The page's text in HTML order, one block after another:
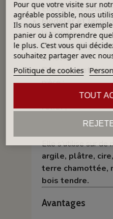
Elle permet
Modeler et
la matière ;
Creuser,
surfaces ;
Découper et
pièce ;
Créer des
relief;
Nettoyer et
Elle s’utilise sur de
argile, plâtre,
terre chamottée,
bois tendre.
Avantages
Pour que votre visite sur
agréable possible, nous
Ils nous servent par
panier ou à comprendre
le plus. C'est vous qui
souhaitez partager avec
Politique de cookies
TOUT